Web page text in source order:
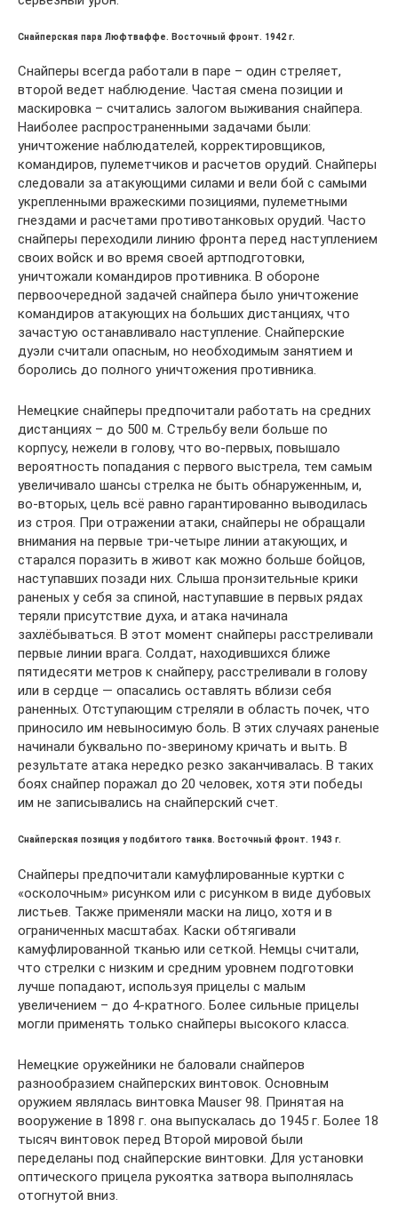
Снайперская пара Люфтваффе. Восточный фронт. 1942 г.
Снайперы всегда работали в паре – один стреляет,
второй ведет наблюдение. Частая смена позиции и
маскировка – считались залогом выживания снайпера.
Наиболее распространенными задачами были:
уничтожение наблюдателей, корректировщиков,
командиров, пулеметчиков и расчетов орудий. Снайперы
следовали за атакующими силами и вели бой с самыми
укрепленными вражескими позициями, пулеметными
гнездами и расчетами противотанковых орудий. Часто
снайперы переходили линию фронта перед наступлением
своих войск и во время своей артподготовки,
уничтожали командиров противника. В обороне
первоочередной задачей снайпера было уничтожение
командиров атакующих на больших дистанциях, что
зачастую останавливало наступление. Снайперские
дуэли считали опасным, но необходимым занятием и
боролись до полного уничтожения противника.
Немецкие снайперы предпочитали работать на средних
дистанциях – до 500 м. Стрельбу вели больше по
корпусу, нежели в голову, что во-первых, повышало
вероятность попадания с первого выстрела, тем самым
увеличивало шансы стрелка не быть обнаруженным, и,
во-вторых, цель всё равно гарантированно выводилась
из строя. При отражении атаки, снайперы не обращали
внимания на первые три-четыре линии атакующих, и
старался поразить в живот как можно больше бойцов,
наступавших позади них. Слыша пронзительные крики
раненых у себя за спиной, наступавшие в первых рядах
теряли присутствие духа, и атака начинала
захлёбываться. В этот момент снайперы расстреливали
первые линии врага. Солдат, находившихся ближе
пятидесяти метров к снайперу, расстреливали в голову
или в сердце — опасались оставлять вблизи себя
раненных. Отступающим стреляли в область почек, что
приносило им невыносимую боль. В этих случаях раненые
начинали буквально по-звериному кричать и выть. В
результате атака нередко резко заканчивалась. В таких
боях снайпер поражал до 20 человек, хотя эти победы
им не записывались на снайперский счет.
Снайперская позиция у подбитого танка. Восточный фронт. 1943 г.
Снайперы предпочитали камуфлированные куртки с
«осколочным» рисунком или с рисунком в виде дубовых
листьев. Также применяли маски на лицо, хотя и в
ограниченных масштабах. Каски обтягивали
камуфлированной тканью или сеткой. Немцы считали,
что стрелки с низким и средним уровнем подготовки
лучше попадают, используя прицелы с малым
увеличением – до 4-кратного. Более сильные прицелы
могли применять только снайперы высокого класса.
Немецкие оружейники не баловали снайперов
разнообразием снайперских винтовок. Основным
оружием являлась винтовка Mauser 98. Принятая на
вооружение в 1898 г. она выпускалась до 1945 г. Более 18
тысяч винтовок перед Второй мировой были
переделаны под снайперские винтовки. Для установки
оптического прицела рукоятка затвора выполнялась
отогнутой вниз.